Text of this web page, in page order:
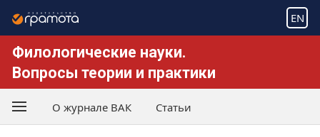
EN
Филологические науки.
Вопросы теории и практики
О журнале ВАК Статьи